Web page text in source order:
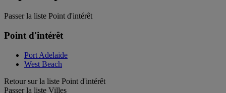
Passer la liste Point d'intérêt
Point d'intérêt
Port Adelaide
West Beach
Retour sur la liste Point d'intérêt
Passer la liste Villes